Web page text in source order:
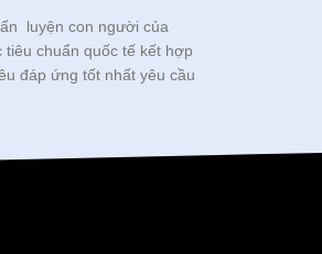
luyện con người của
chuẩn quốc tế kết hợp
đáp ứng tốt nhất yêu cầu